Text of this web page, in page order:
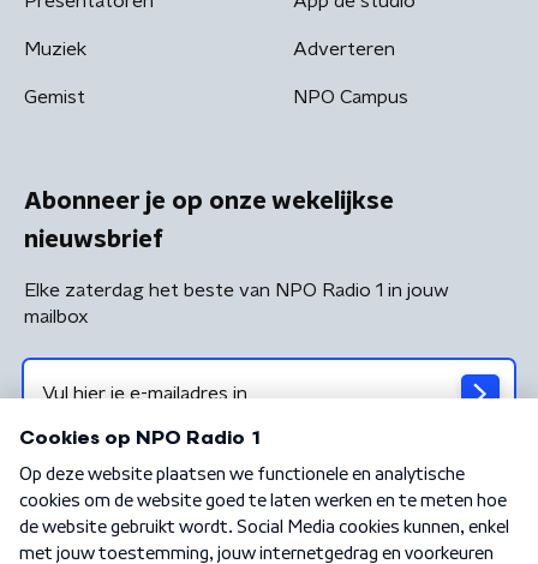
Muziek
Gemist
Adverteren
NPO Campus
Abonneer je op onze wekelijkse
nieuwsbrief
Elke zaterdag het beste van NPO Radio 1 in jouw
mailbox
Algemene voorwaarden